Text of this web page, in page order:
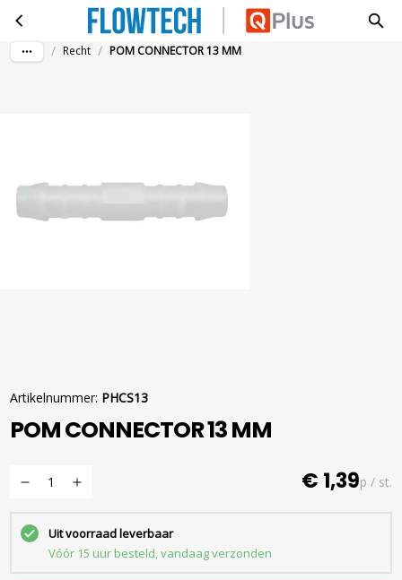
Ga naar hoofdinhoudPOM CONNECTOR 13 MM
/ Recht / POM CONNECTOR 13 MM
Artikelnummer: PHCS13
POM CONNECTOR 13 MM
€ 1,39p / st.
Uit voorraad leverbaar
Vóór 15 uur besteld, vandaag verzonden